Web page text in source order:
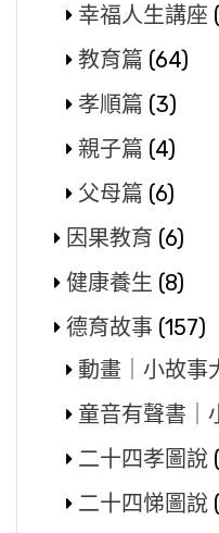
幸福人生講座
教育篇 (64)
孝順篇 (3)
親子篇 (4)
父母篇 (6)
因果教育 (6)
健康養生 (8)
德育故事 (157)
動畫｜小故事
童音有聲書｜
二十四孝圖說
二十四悌圖說